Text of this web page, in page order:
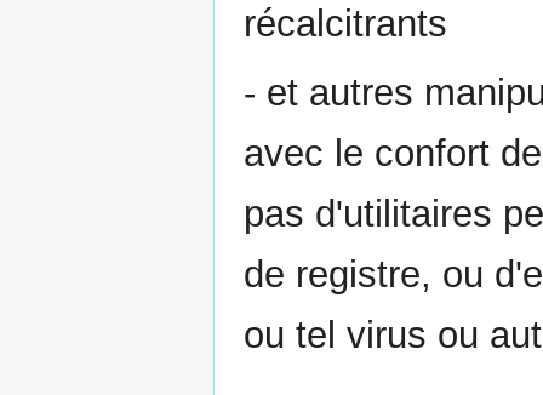
récalcitrants
- et autres
avec le confort
pas d'utilitaires
de registre, ou
ou tel virus ou